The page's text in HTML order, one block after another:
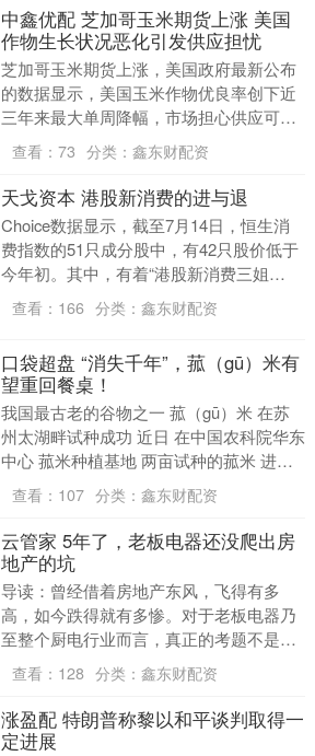
中鑫优配 芝加哥玉米期货上涨 美国
作物生长状况恶化引发供应担忧
芝加哥玉米期货上涨，美国政府最新公布
的数据显示，美国玉米作物优良率创下近
三年来最大单周降幅，市场担心供应可能
因此收紧。美国农业部周一晚间发布的作
物生长报告显示，....
查看： 73 分类： 鑫东财配资
天戈资本 港股新消费的进与退
Choice数据显示，截至7月14日，恒生消
费指数的51只成分股中，有42只股价低于
今年初。其中，有着“港股新消费三姐
妹”之称的泡泡玛特、老铺黄金、蜜雪集团
股价....
查看： 166 分类： 鑫东财配资
口袋超盘 “消失千年”，菰（gū）米有
望重回餐桌！
我国最古老的谷物之一 菰（gū）米 在苏
州太湖畔试种成功 近日 在中国农科院华东
中心 菰米种植基地 两亩试种的菰米 进入
采收季 7月2日 菰米地迎来最后一轮采
收....
查看： 107 分类： 鑫东财配资
云管家 ​5年了，老板电器还没爬出房
地产的坑
导读：曾经借着房地产东风，飞得有多
高，如今跌得就有多惨。对于老板电器乃
至整个厨电行业而言，真正的考题不是赢
多少场官司，而是如何在脱离房地产输血
之后，重建一条不依....
查看： 128 分类： 鑫东财配资
涨盈配 特朗普称黎以和平谈判取得一
定进展